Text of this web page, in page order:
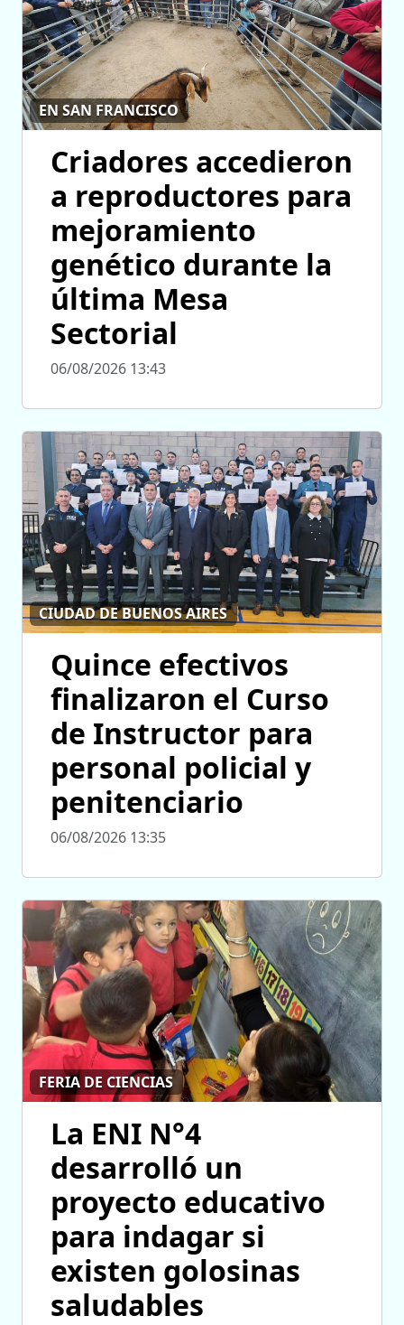
EN SAN FRANCISCO
Criadores accedieron
a reproductores para
mejoramiento
genético durante la
última Mesa
Sectorial
06/08/2026 13:43
CIUDAD DE BUENOS AIRES
Quince efectivos
finalizaron el Curso
de Instructor para
personal policial y
penitenciario
06/08/2026 13:35
FERIA DE CIENCIAS
La ENI N°4
desarrolló un
proyecto educativo
para indagar si
existen golosinas
saludables